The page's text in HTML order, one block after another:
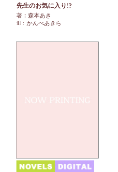
先生のお気に入り!?
著：森本あき
ill：かんべあきら